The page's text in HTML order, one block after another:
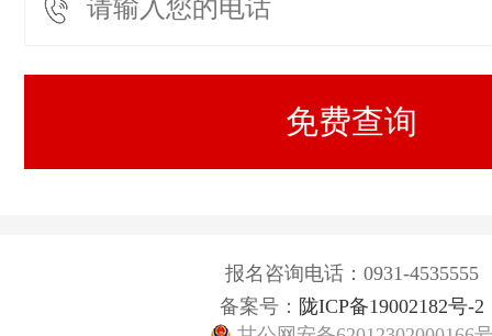
报名咨询电话：0931-4535555
备案号： 陇ICP备19002182号-2